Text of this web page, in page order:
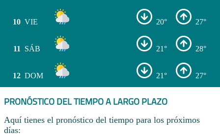
10 VIE 20° 27°
11 SÁB 21° 28°
12 DOM 21° 27°
PRONÓSTICO DEL TIEMPO A LARGO PLAZO
Aquí tienes el pronóstico del tiempo para los próximos
días: